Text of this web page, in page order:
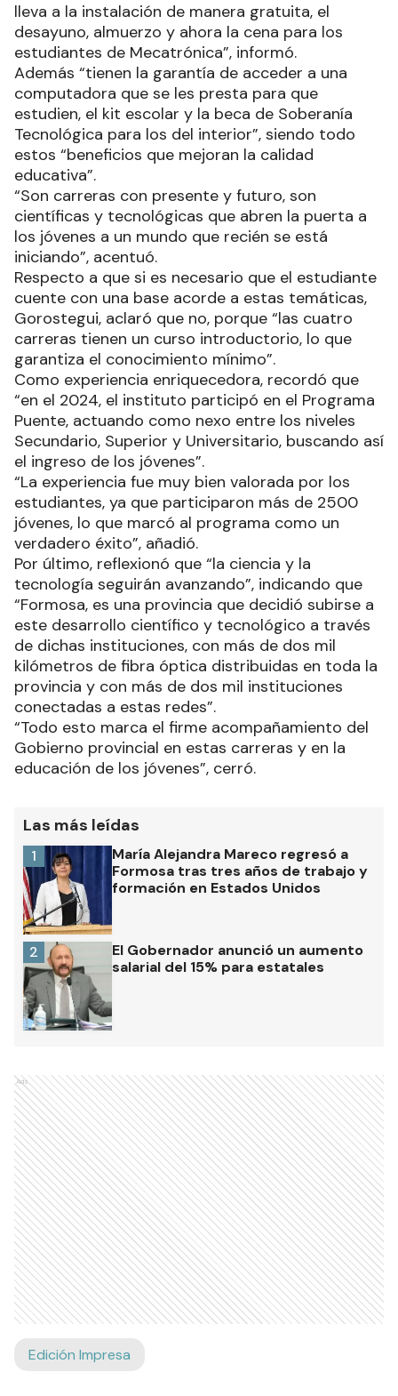
lleva a la instalación de manera gratuita, el
desayuno, almuerzo y ahora la cena para los
estudiantes de Mecatrónica”, informó.
Además “tienen la garantía de acceder a una
computadora que se les presta para que
estudien, el kit escolar y la beca de Soberanía
Tecnológica para los del interior”, siendo todo
estos “beneficios que mejoran la calidad
educativa”.
“Son carreras con presente y futuro, son
científicas y tecnológicas que abren la puerta a
los jóvenes a un mundo que recién se está
iniciando”, acentuó.
Respecto a que si es necesario que el estudiante
cuente con una base acorde a estas temáticas,
Gorostegui, aclaró que no, porque “las cuatro
carreras tienen un curso introductorio, lo que
garantiza el conocimiento mínimo”.
Como experiencia enriquecedora, recordó que
“en el 2024, el instituto participó en el Programa
Puente, actuando como nexo entre los niveles
Secundario, Superior y Universitario, buscando así
el ingreso de los jóvenes”.
“La experiencia fue muy bien valorada por los
estudiantes, ya que participaron más de 2500
jóvenes, lo que marcó al programa como un
verdadero éxito”, añadió.
Por último, reflexionó que “la ciencia y la
tecnología seguirán avanzando”, indicando que
“Formosa, es una provincia que decidió subirse a
este desarrollo científico y tecnológico a través
de dichas instituciones, con más de dos mil
kilómetros de fibra óptica distribuidas en toda la
provincia y con más de dos mil instituciones
conectadas a estas redes”.
“Todo esto marca el firme acompañamiento del
Gobierno provincial en estas carreras y en la
educación de los jóvenes”, cerró.
Las más leídas
María Alejandra Mareco regresó a
Formosa tras tres años de trabajo y
formación en Estados Unidos
1
El Gobernador anunció un aumento
salarial del 15% para estatales
2
Ads
Edición Impresa